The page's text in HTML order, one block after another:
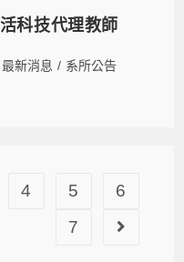
科技代理教師
最新消息 / 系所公告
4 5
6
7